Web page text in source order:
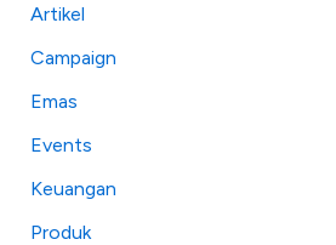
Artikel
Campaign
Emas
Events
Keuangan
Produk